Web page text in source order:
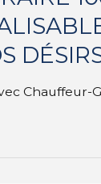
Chauffeur-